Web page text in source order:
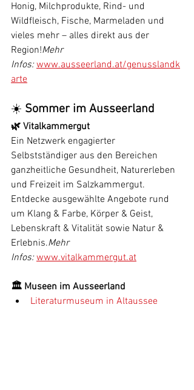
Honig, Milchprodukte, Rind- und
Wildfleisch, Fische, Marmeladen und
vieles mehr – alles direkt aus der
Region!Mehr
Infos: www.ausseerland.at/genusslandk
arte
☀️ Sommer im Ausseerland
🌿 Vitalkammergut
Ein Netzwerk engagierter
Selbstständiger aus den Bereichen
ganzheitliche Gesundheit, Naturerleben
und Freizeit im Salzkammergut.
Entdecke ausgewählte Angebote rund
um Klang & Farbe, Körper & Geist,
Lebenskraft & Vitalität sowie Natur &
Erlebnis.Mehr
Infos: www.vitalkammergut.at
🏛️ Museen im Ausseerland
Literaturmuseum in Altaussee